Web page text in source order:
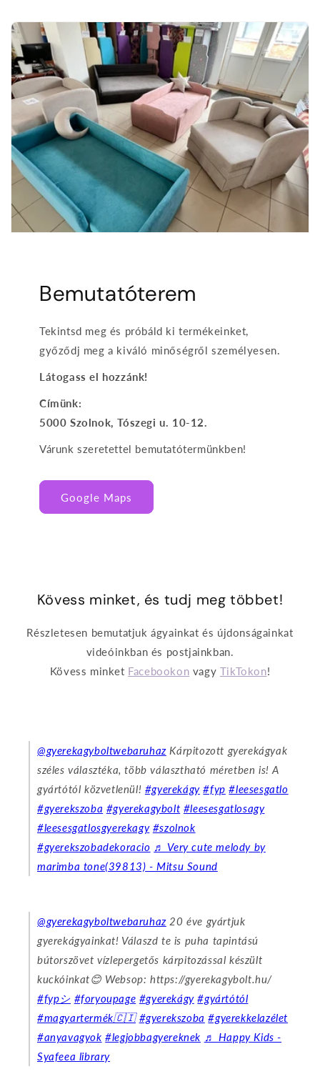
Bemutatóterem
Tekintsd meg és próbáld ki termékeinket,
győződj meg a kiváló minőségről személyesen.
Látogass el hozzánk!
Címünk:
5000 Szolnok, Tószegi u. 10-12.
Várunk szeretettel bemutatótermünkben!
Google Maps
Kövess minket, és tudj meg többet!
Részletesen bemutatjuk ágyainkat és újdonságainkat
videóinkban és postjainkban.
Kövess minket Facebookon vagy TikTokon!
@gyerekagyboltwebaruhazKárpitozott gyerekágyak
széles választéka, több választható méretben is! A
gyártótól közvetlenül! #gyerekágy #fyp #leesesgatlo
#gyerekszoba #gyerekagybolt #leesesgatlosagy
#leesesgatlosgyerekagy #szolnok
#gyerekszobadekoracio ♬ Very cute melody by
marimba tone(39813) - Mitsu Sound
@gyerekagyboltwebaruhaz20 éve gyártjuk
gyerekágyainkat! Válaszd te is puha tapintású
bútorszövet vízlepergetős kárpitozással készült
kuckóinkat😊 Websop: https://gyerekagybolt.hu/
#fypシ #foryoupage #gyerekágy #gyártótól
#magyartermék🇨🇮 #gyerekszoba #gyerekkelazélet
#anyavagyok #legjobbagyereknek ♬ Happy Kids -
Syafeea library